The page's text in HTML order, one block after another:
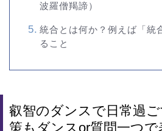
波羅僧羯諦）
統合とは何か？例えば「統
ること
叡智のダンスで日常過
策もダンスor質問一つ